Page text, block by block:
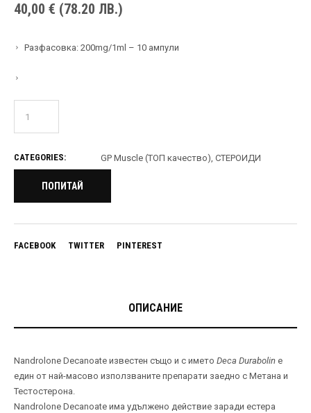
40,00 € (78.20 ЛВ.)
Разфасовка: 200mg/1ml – 10 ампули
CATEGORIES: GP Muscle (ТОП качество), СТЕРОИДИ
ПОПИТАЙ
FACEBOOK TWITTER PINTEREST
ОПИСАНИЕ
Nandrolone Decanoate известен също и с името Deca Durabolin е
един от най-масово използваните препарати заедно с Метана и
Тестостерона.
Nandrolone Decanoate има удължено действие заради естера